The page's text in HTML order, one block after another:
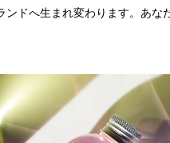
ンドへ生まれ変わります。あな